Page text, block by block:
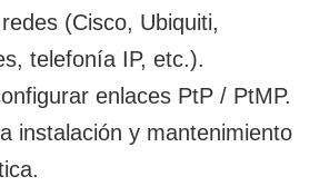
(Cisco, Ubiquiti,
telefonía IP, etc.).
enlaces PtP / PtMP.
instalación y mantenimiento